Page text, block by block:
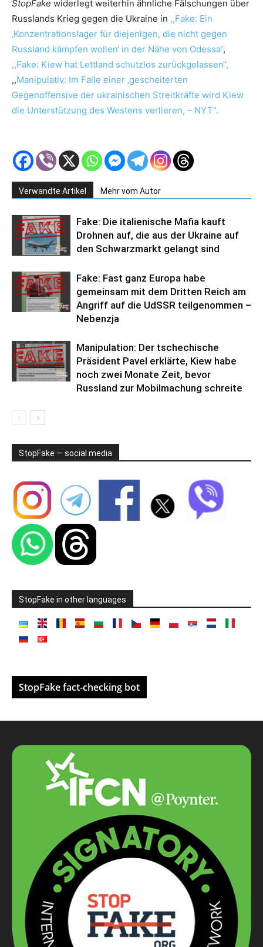
StopFake widerlegt weiterhin ähnliche Fälschungen über
Russlands Krieg gegen die Ukraine in ,,Fake: Ein
‚Konzentrationslager für diejenigen, die nicht gegen
Russland kämpfen wollen‘ in der Nähe von Odessa“,
,,Fake: Kiew hat Lettland schutzlos zurückgelassen“,
,,Manipulativ: Im Falle einer ‚gescheiterten
Gegenoffensive der ukrainischen Streitkräfte wird Kiew
die Unterstützung des Westens verlieren, – NYT“.
Verwandte Artikel Mehr vom Autor
Fake: Die italienische Mafia kauft
Drohnen auf, die aus der Ukraine auf
den Schwarzmarkt gelangt sind
Fake: Fast ganz Europa habe
gemeinsam mit dem Dritten Reich am
Angriff auf die UdSSR teilgenommen –
Nebenzja
Manipulation: Der tschechische
Präsident Pavel erklärte, Kiew habe
noch zwei Monate Zeit, bevor
Russland zur Mobilmachung schreite
StopFake — social media
StopFake in other languages
StopFake fact-checking bot